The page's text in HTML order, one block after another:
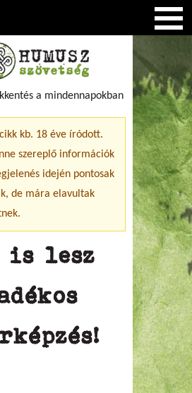
a mindennapokban
üzenet
cikk kb. 18 éve íródott.
szereplő információk
idején pontosak
de mára elavultak
is lesz